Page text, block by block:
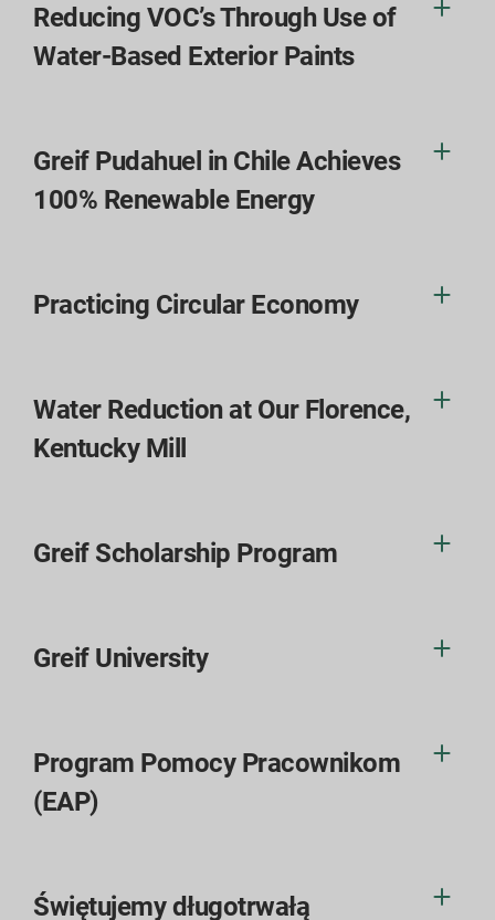
Reducing VOC’s Through Use of
Water-Based Exterior Paints
Greif Pudahuel in Chile Achieves
100% Renewable Energy
Practicing Circular Economy
Water Reduction at Our Florence,
Kentucky Mill
Greif Scholarship Program
Greif University
Program Pomocy Pracownikom
(EAP)
Świętujemy długotrwałą